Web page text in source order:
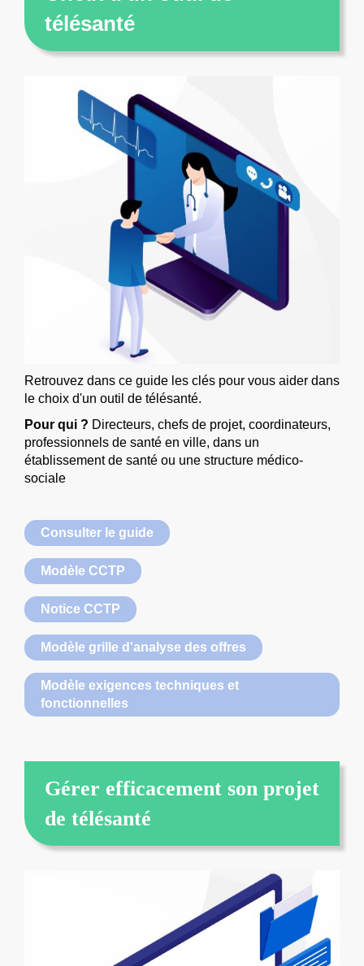
télésanté
Retrouvez dans ce guide les clés pour vous aider dans
le choix d'un outil de télésanté.
Pour qui ? Directeurs, chefs de projet, coordinateurs,
professionnels de santé en ville, dans un
établissement de santé ou une structure médico-
sociale
Consulter le guide
Modèle CCTP
Notice CCTP
Modèle grille d'analyse des offres
Modèle exigences techniques et
fonctionnelles
Gérer efficacement son projet
de télésanté